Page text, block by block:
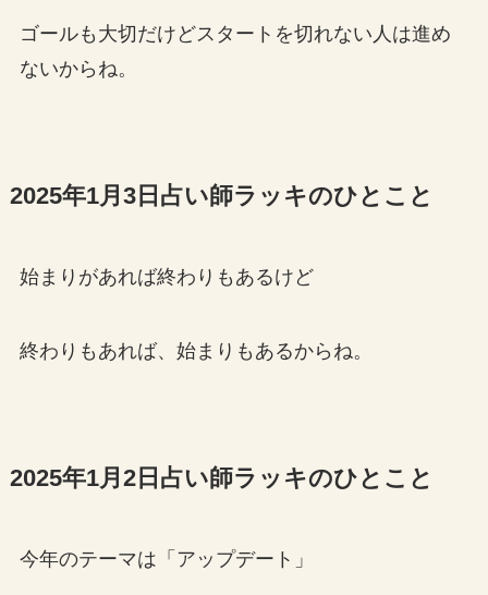
ゴールも大切だけどスタートを切れない人は進め
ないからね。
2025年1月3日占い師ラッキのひとこと
始まりがあれば終わりもあるけど
終わりもあれば、始まりもあるからね。
2025年1月2日占い師ラッキのひとこと
今年のテーマは「アップデート」